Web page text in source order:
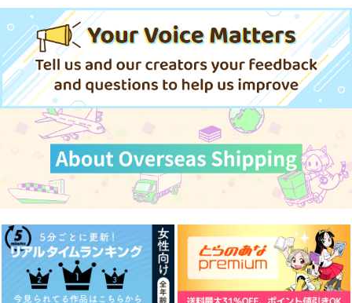
YOU ARE YUM
bisou
1,430円
白膠木簓×波羅夷空却
サンプル
作品詳細
ひびの跡まで、
あいあい傘
472円
碧棺左馬刻×白膠木簓
サンプル
作品詳細
もんもんフラストレー
1,179円（税込）
躑躅森盧笙×白膠木簓
サンプル
作品詳細
ん ‐上-
気侭コンパス
専売 858 円（税込）
ヒプノシスマイク
白膠木簓×躑躅森盧笙
サンプル
カート
vague.
専売 787円（税込）
碧棺左馬刻×白膠木簓
サンプル
Sun Fragment
専売 315円（税込）
ヒプノシスマイク
白膠木簓
躑躅森盧笙
天谷奴零
サンプル